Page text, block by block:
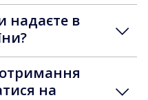
надаєте в
на